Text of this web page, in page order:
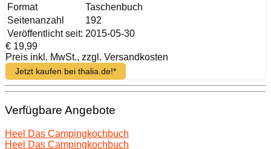
Format
Taschenbuch
Seitenanzahl
192
Veröffentlicht seit: 2015-05-30
€ 19,99
Preis inkl. MwSt., zzgl. Versandkosten
Jetzt kaufen bei thalia.de!*
Verfügbare Angebote
Heel Das Campingkochbuch
Heel Das Campingkochbuch